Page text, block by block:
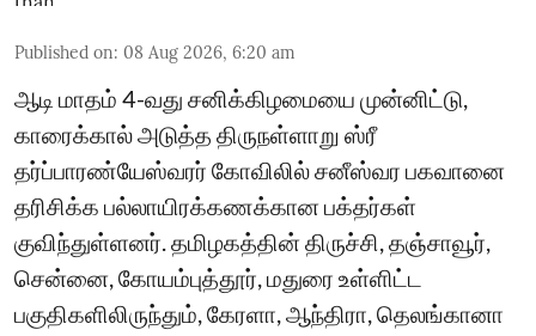
Published on: 08 Aug 2026, 6:20 am
ஆடி மாதம் 4-வது சனிக்கிழமையை முன்னிட்டு,
காரைக்கால் அடுத்த திருநள்ளாறு ஸ்ரீ
தர்ப்பாரண்யேஸ்வரர் கோவிலில் சனீஸ்வர பகவானை
தரிசிக்க பல்லாயிரக்கணக்கான பக்தர்கள்
குவிந்துள்ளனர். தமிழகத்தின் திருச்சி, தஞ்சாவூர்,
சென்னை, கோயம்புத்தூர், மதுரை உள்ளிட்ட
பகுதிகளிலிருந்தும், கேரளா, ஆந்திரா, தெலங்கானா